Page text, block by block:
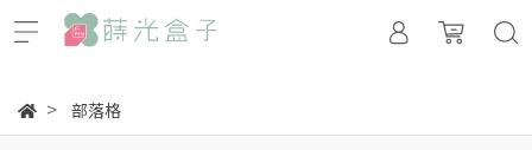
部落格